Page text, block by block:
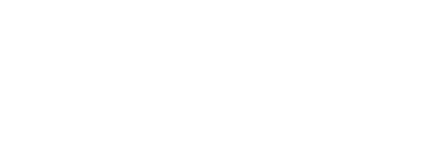
Erről minden szülőnek tudnia kell!